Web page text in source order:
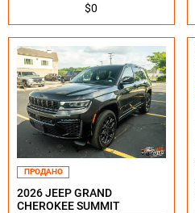
$0
ПРОДАНО
2026 JEEP GRAND
CHEROKEE SUMMIT